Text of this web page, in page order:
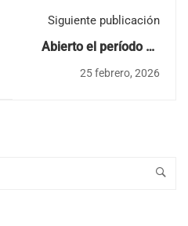
Siguiente publicación
Abierto el período de
CBS Summer Camp
25 febrero, 2026